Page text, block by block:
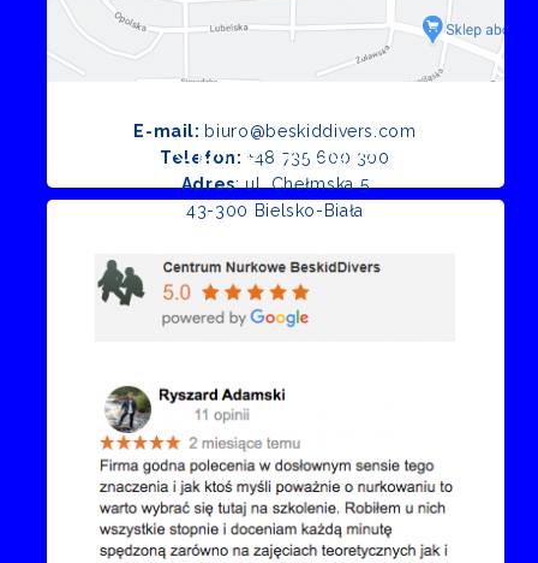
E-mail: biuro@beskiddivers.com
Telefon: +48 735 600 300
Adres: ul. Chełmska 5
43-300 Bielsko-Biała
Opinie Google